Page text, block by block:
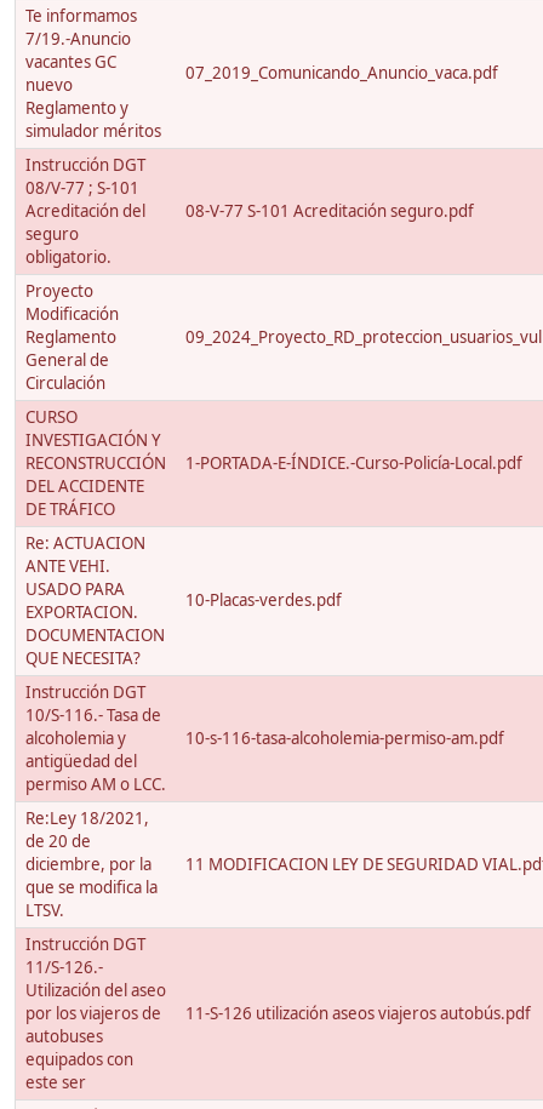
Te informamos
7/19.-Anuncio
vacantes GC
nuevo
Reglamento y
simulador méritos
07_2019_Comunicando_Anuncio_vaca.pdf
Instrucción DGT
08/V-77 ; S-101
Acreditación del
seguro
obligatorio.
08-V-77 S-101 Acreditación seguro.pdf
Proyecto
Modificación
Reglamento
General de
Circulación
CURSO
INVESTIGACIÓN Y
RECONSTRUCCIÓN
DEL ACCIDENTE
DE TRÁFICO
1-PORTADA-E-ÍNDICE.-Curso-Policía-Local.pdf
Re: ACTUACION
ANTE VEHI.
USADO PARA
EXPORTACION.
DOCUMENTACION
QUE NECESITA?
10-Placas-verdes.pdf
Instrucción DGT
10/S-116.- Tasa de
alcoholemia y
antigüedad del
permiso AM o LCC.
10-s-116-tasa-alcoholemia-permiso-am.pdf
Re:Ley 18/2021,
de 20 de
diciembre, por la
que se modifica la
LTSV.
11 MODIFICACION LEY DE SEGURIDAD
Instrucción DGT
11/S-126.-
Utilización del aseo
por los viajeros de
autobuses
equipados con
este ser
11-S-126 utilización aseos viajeros autobús.pdf